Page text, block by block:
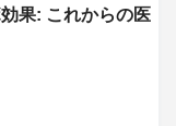
果: これからの医